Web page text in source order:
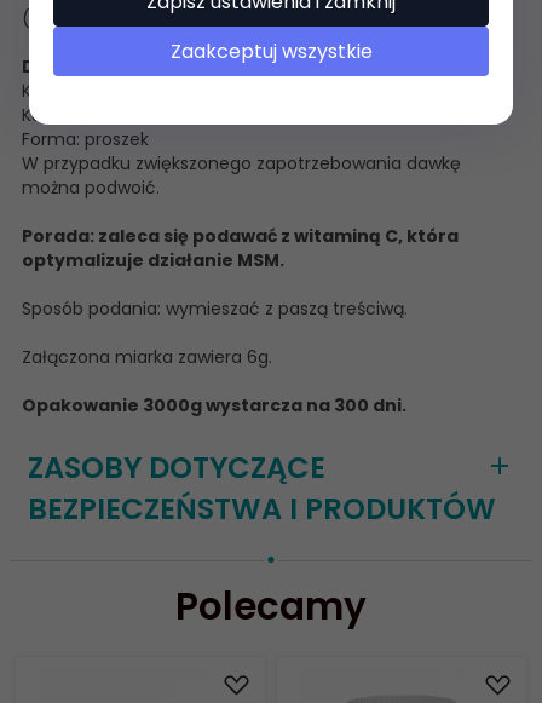
(Human Grade)
Dawkowanie/24h:
Konie: 2 miarki
Kuce: 1 miarka
Forma: proszek
W przypadku zwiększonego zapotrzebowania dawkę
można podwoić.
Porada: zaleca się podawać z witaminą C, która
optymalizuje działanie MSM.
Sposób podania: wymieszać z paszą treściwą.
Załączona miarka zawiera 6g.
Opakowanie 3000g wystarcza na 300 dni.
ZASOBY DOTYCZĄCE
BEZPIECZEŃSTWA I PRODUKTÓW
Polecamy
Zaakceptuj wszystkie